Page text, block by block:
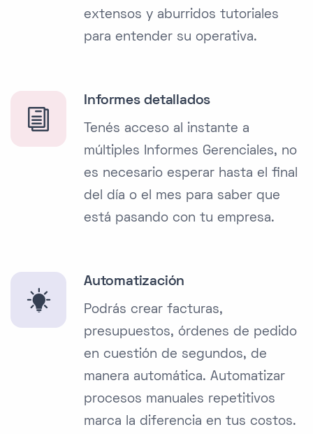
extensos y aburridos tutoriales
para entender su operativa.
Informes detallados
Tenés acceso al instante a
múltiples Informes Gerenciales, no
es necesario esperar hasta el final
del día o el mes para saber que
está pasando con tu empresa.
Automatización
Podrás crear facturas,
presupuestos, órdenes de pedido
en cuestión de segundos, de
manera automática. Automatizar
procesos manuales repetitivos
marca la diferencia en tus costos.